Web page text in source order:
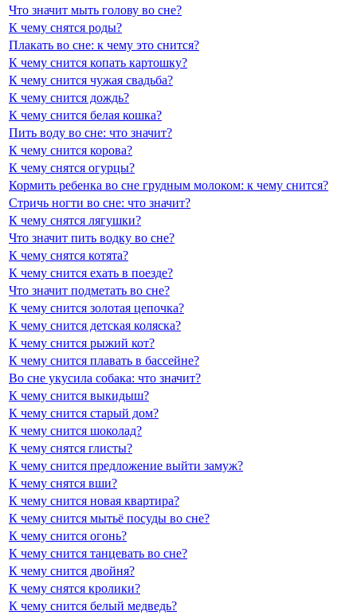
Что значит мыть голову во сне?
К чему снятся роды?
Плакать во сне: к чему это снится?
К чему снится копать картошку?
К чему снится чужая свадьба?
К чему снится дождь?
К чему снится белая кошка?
Пить воду во сне: что значит?
К чему снится корова?
К чему снятся огурцы?
Кормить ребенка во сне грудным молоком: к чему снится?
Стричь ногти во сне: что значит?
К чему снятся лягушки?
Что значит пить водку во сне?
К чему снятся котята?
К чему снится ехать в поезде?
Что значит подметать во сне?
К чему снится золотая цепочка?
К чему снится детская коляска?
К чему снится рыжий кот?
К чему снится плавать в бассейне?
Во сне укусила собака: что значит?
К чему снится выкидыш?
К чему снится старый дом?
К чему снится шоколад?
К чему снятся глисты?
К чему снится предложение выйти замуж?
К чему снятся вши?
К чему снится новая квартира?
К чему снится мытьё посуды во сне?
К чему снится огонь?
К чему снится танцевать во сне?
К чему снится двойня?
К чему снятся кролики?
К чему снится белый медведь?